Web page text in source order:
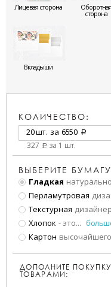
Лицевая сторона Оборотная
сторона
Вкладыши
КОЛИЧЕСТВО:
20 шт. за 6550 a
327 a за 1 шт.
ВЫБЕРИТЕ
Гладкая
Перламутровая
Текстурная
Хлопок - это...
Картон высочайшего
ДОПОЛНИТЕ
ТОВАРАМИ: